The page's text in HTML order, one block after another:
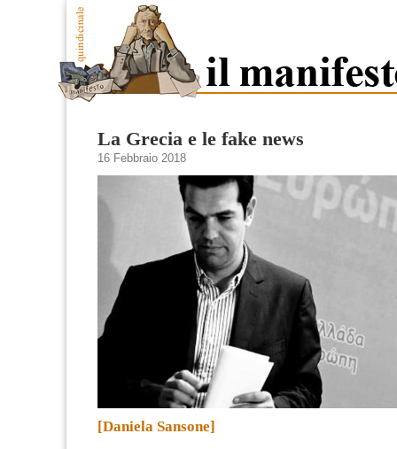
La Grecia e le fake news
16 Febbraio 2018
[Daniela Sansone]